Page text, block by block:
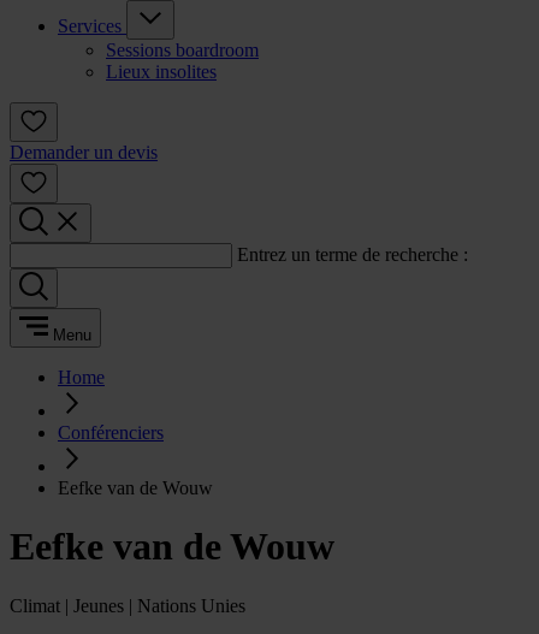
Services
Sessions boardroom
Lieux insolites
Demander un devis
Entrez un terme de recherche :
Menu
Home
Conférenciers
Eefke van de Wouw
Eefke van de Wouw
Climat | Jeunes | Nations Unies